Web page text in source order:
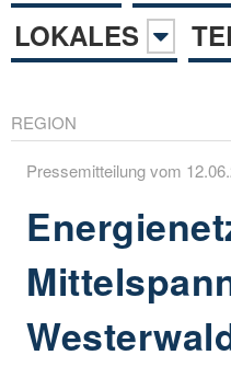
LOKALES
REGION
Pressemitteilung vom